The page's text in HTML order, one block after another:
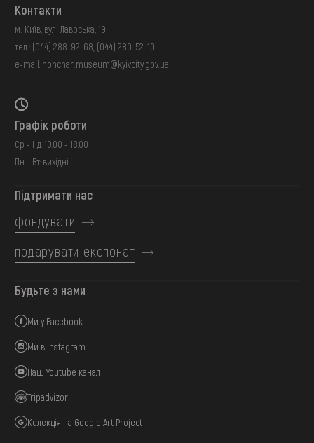
Контакти
м. Київ, вул. Лаврська, 19
тел.: (044) 288-92-68 (044) 280-52-10
e-mail: honchar.museum@kyivcity.gov.ua
Графік роботи
Ср - Нд: 10:00 - 18:00
Пн - Вт: вихідні
Підтримати нас
фондувати
подарувати експонат
Будьте з нами
Ми у Facebook
Ми в Instagram
Наш Youtube канал
Tripadvizor
Колекція на Google Art Project